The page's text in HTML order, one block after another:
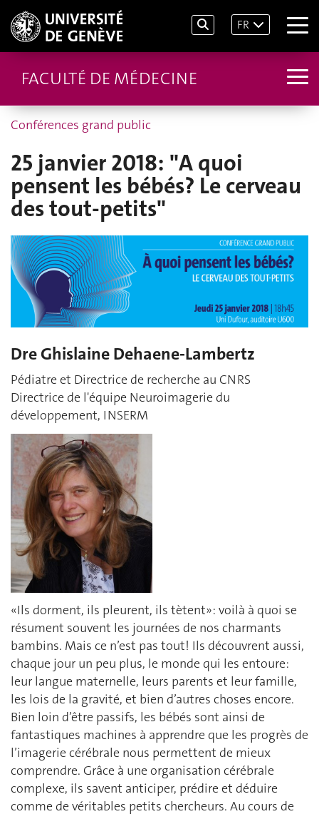
FR
FACULTÉ DE MÉDECINE
Conférences grand public
25 janvier 2018: "A quoi
pensent les bébés? Le cerveau
des tout-petits"
Dre Ghislaine Dehaene-Lambertz
Pédiatre et Directrice de recherche au CNRS
Directrice de l'équipe Neuroimagerie du
développement, INSERM
«Ils dorment, ils pleurent, ils tètent»: voilà à quoi se
résument souvent les journées de nos charmants
bambins. Mais ce n’est pas tout! Ils découvrent aussi,
chaque jour un peu plus, le monde qui les entoure:
leur langue maternelle, leurs parents et leur famille,
les lois de la gravité, et bien d’autres choses encore.
Bien loin d’être passifs, les bébés sont ainsi de
fantastiques machines à apprendre que les progrès de
l’imagerie cérébrale nous permettent de mieux
comprendre. Grâce à une organisation cérébrale
complexe, ils savent anticiper, prédire et déduire
comme de véritables petits chercheurs. Au cours de